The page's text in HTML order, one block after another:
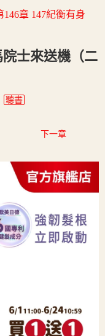
146章 147紀衡有身
院士來送機（二
聽書
下一章